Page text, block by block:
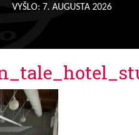
VYŠLO: 7. AUGUSTA 2026